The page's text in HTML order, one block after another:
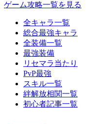
ゲーム攻略一覧を見る
全キャラ一覧
総合最強キャラ
全装備一覧
最強装備
リセマラ当たり
PvP最強
スキル一覧
絆解放相関一覧
初心者記事一覧